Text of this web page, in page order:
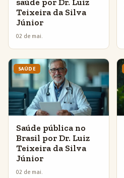
Teixeira da Silva
Júnior
02 de mai.
SAÚDE
Saúde pública no
Brasil por Dr. Luiz
Teixeira da Silva
Júnior
02 de mai.